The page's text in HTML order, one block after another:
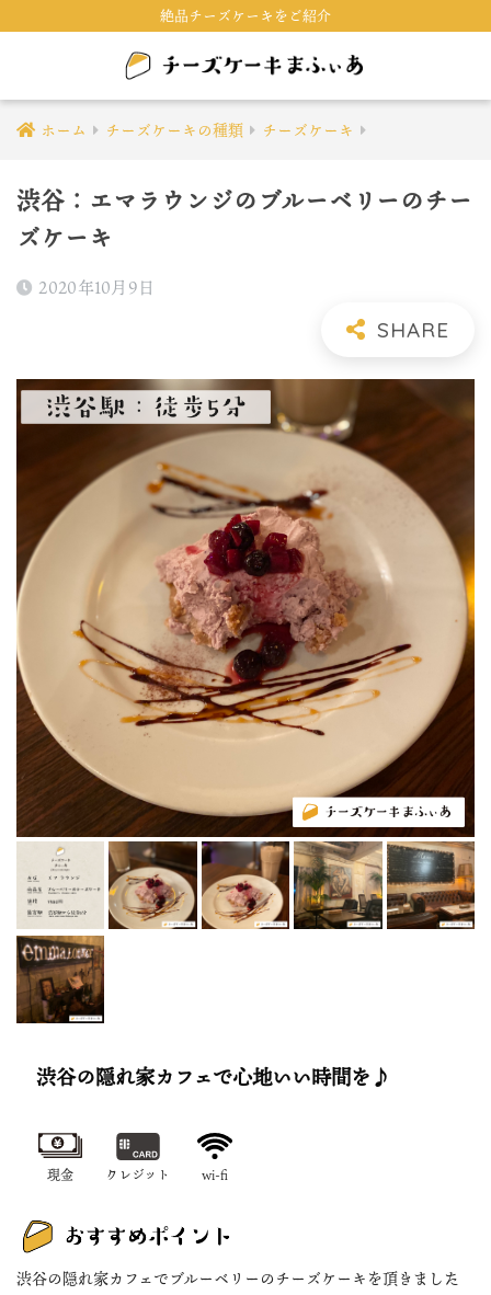
絶品チーズケーキをご紹介
ホーム チーズケーキの種類 チーズケーキ
渋谷：エマラウンジのブルーベリーのチー
ズケーキ
2020年10月9日
渋谷の隠れ家カフェで心地いい時間を♪
現金 クレジット wi-fi
渋谷の隠れ家カフェでブルーベリーのチーズケーキを頂きました